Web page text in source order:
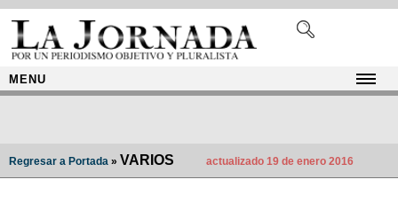
MENU
Regresar a Portada » VARIOS actualizado 19 de enero 2016